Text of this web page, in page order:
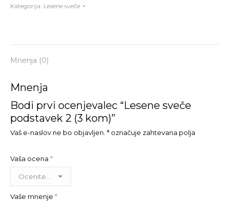
Kategorija: Lesene sveče
Mnenja (0)
Mnenja
Bodi prvi ocenjevalec “Lesene sveče
podstavek 2 (3 kom)”
Vaš e-naslov ne bo objavljen. * označuje zahtevana polja
Vaša ocena *
Vaše mnenje *